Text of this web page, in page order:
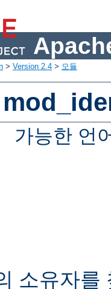
> Version 2.4 > 모듈
가능한 언
소유자를